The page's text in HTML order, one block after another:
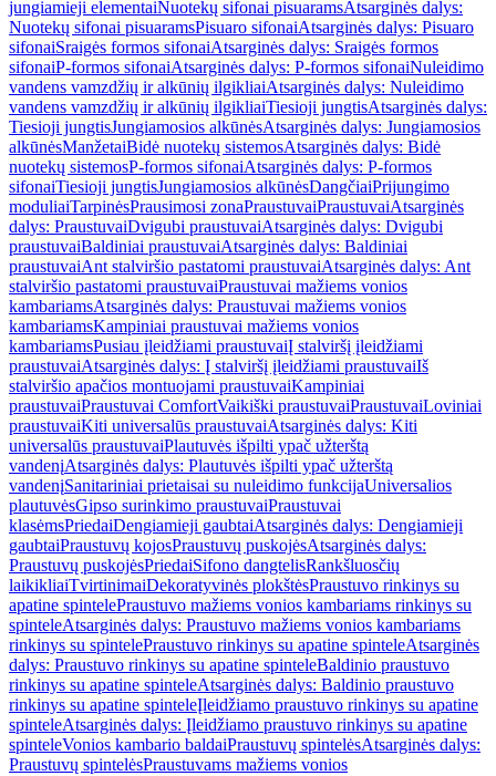
jungiamieji elementaiNuotekų sifonai pisuaramsAtsarginės dalys:
Nuotekų sifonai pisuaramsPisuaro sifonaiAtsarginės dalys: Pisuaro
sifonaiSraigės formos sifonaiAtsarginės dalys: Sraigės formos
sifonaiP-formos sifonaiAtsarginės dalys: P-formos sifonaiNuleidimo
vandens vamzdžių ir alkūnių ilgikliaiAtsarginės dalys: Nuleidimo
vandens vamzdžių ir alkūnių ilgikliaiTiesioji jungtisAtsarginės dalys:
Tiesioji jungtisJungiamosios alkūnėsAtsarginės dalys: Jungiamosios
alkūnėsManžetaiBidė nuotekų sistemosAtsarginės dalys: Bidė
nuotekų sistemosP-formos sifonaiAtsarginės dalys: P-formos
sifonaiTiesioji jungtisJungiamosios alkūnėsDangčiaiPrijungimo
moduliaiTarpinėsPrausimosi zonaPraustuvaiPraustuvaiAtsarginės
dalys: PraustuvaiDvigubi praustuvaiAtsarginės dalys: Dvigubi
praustuvaiBaldiniai praustuvaiAtsarginės dalys: Baldiniai
praustuvaiAnt stalviršio pastatomi praustuvaiAtsarginės dalys: Ant
stalviršio pastatomi praustuvaiPraustuvai mažiems vonios
kambariamsAtsarginės dalys: Praustuvai mažiems vonios
kambariamsKampiniai praustuvai mažiems vonios
kambariamsPusiau įleidžiami praustuvaiĮ stalviršį įleidžiami
praustuvaiAtsarginės dalys: Į stalviršį įleidžiami praustuvaiIš
stalviršio apačios montuojami praustuvaiKampiniai
praustuvaiPraustuvai ComfortVaikiški praustuvaiPraustuvaiLoviniai
praustuvaiKiti universalūs praustuvaiAtsarginės dalys: Kiti
universalūs praustuvaiPlautuvės išpilti ypač užterštą
vandenįAtsarginės dalys: Plautuvės išpilti ypač užterštą
vandenįSanitariniai prietaisai su nuleidimo funkcijaUniversalios
plautuvėsGipso surinkimo praustuvaiPraustuvai
klasėmsPriedaiDengiamieji gaubtaiAtsarginės dalys: Dengiamieji
gaubtaiPraustuvų kojosPraustuvų puskojėsAtsarginės dalys:
Praustuvų puskojėsPriedaiSifono dangtelisRankšluosčių
laikikliaiTvirtinimaiDekoratyvinės plokštėsPraustuvo rinkinys su
apatine spintelePraustuvo mažiems vonios kambariams rinkinys su
spinteleAtsarginės dalys: Praustuvo mažiems vonios kambariams
rinkinys su spintelePraustuvo rinkinys su apatine spinteleAtsarginės
dalys: Praustuvo rinkinys su apatine spinteleBaldinio praustuvo
rinkinys su apatine spinteleAtsarginės dalys: Baldinio praustuvo
rinkinys su apatine spinteleĮleidžiamo praustuvo rinkinys su apatine
spinteleAtsarginės dalys: Įleidžiamo praustuvo rinkinys su apatine
spinteleVonios kambario baldaiPraustuvų spintelėsAtsarginės dalys:
Praustuvų spintelėsPraustuvams mažiems vonios